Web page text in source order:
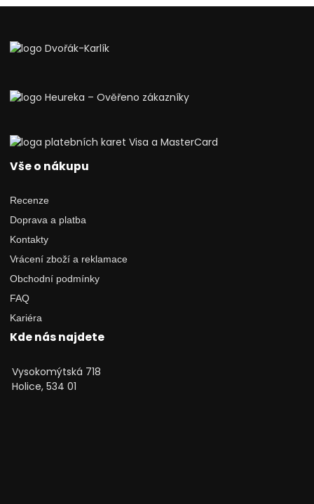
Vše o nákupu
Recenze
Doprava a platba
Kontakty
Vrácení zboží a reklamace
Obchodní podmínky
FAQ
Kariéra
Kde nás najdete
Vysokomýtská 718
Holice, 534 01